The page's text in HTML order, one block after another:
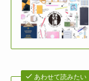
あわせて読みたい